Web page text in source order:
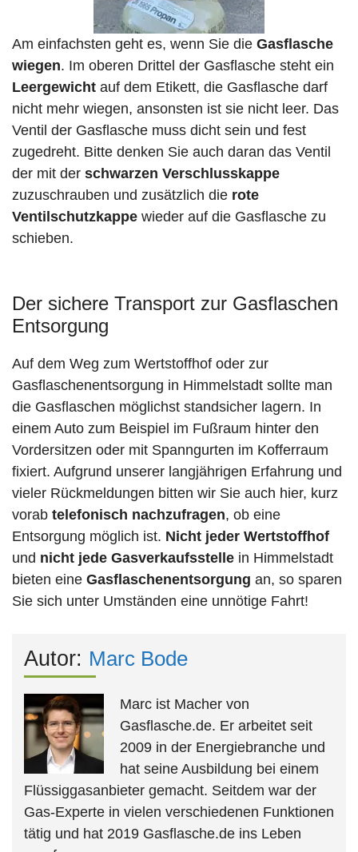
Am einfachsten geht es, wenn Sie die Gasflasche
wiegen. Im oberen Drittel der Gasflasche steht ein
Leergewicht auf dem Etikett, die Gasflasche darf
nicht mehr wiegen, ansonsten ist sie nicht leer. Das
Ventil der Gasflasche muss dicht sein und fest
zugedreht. Bitte denken Sie auch daran das Ventil
der mit der schwarzen Verschlusskappe
zuzuschrauben und zusätzlich die rote
Ventilschutzkappe wieder auf die Gasflasche zu
schieben.
Der sichere Transport zur Gasflaschen
Entsorgung
Auf dem Weg zum Wertstoffhof oder zur
Gasflaschenentsorgung in Himmelstadt sollte man
die Gasflaschen möglichst standsicher lagern. In
einem Auto zum Beispiel im Fußraum hinter den
Vordersitzen oder mit Spanngurten im Kofferraum
fixiert. Aufgrund unserer langjährigen Erfahrung und
vieler Rückmeldungen bitten wir Sie auch hier, kurz
vorab telefonisch nachzufragen, ob eine
Entsorgung möglich ist. Nicht jeder Wertstoffhof
und nicht jede Gasverkaufsstelle in Himmelstadt
bieten eine Gasflaschenentsorgung an, so sparen
Sie sich unter Umständen eine unnötige Fahrt!
Autor: Marc Bode
Marc ist Macher von
Gasflasche.de. Er arbeitet seit
2009 in der Energiebranche und
hat seine Ausbildung bei einem
Flüssiggasanbieter gemacht. Seitdem war der
Gas-Experte in vielen verschiedenen Funktionen
tätig und hat 2019 Gasflasche.de ins Leben